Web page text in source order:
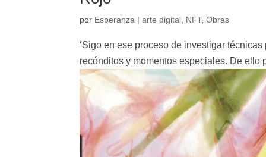
por Esperanza |arte digital NFT,Obras
‘Sigo en ese proceso de investigar
recónditos y momentos especiales. De ello